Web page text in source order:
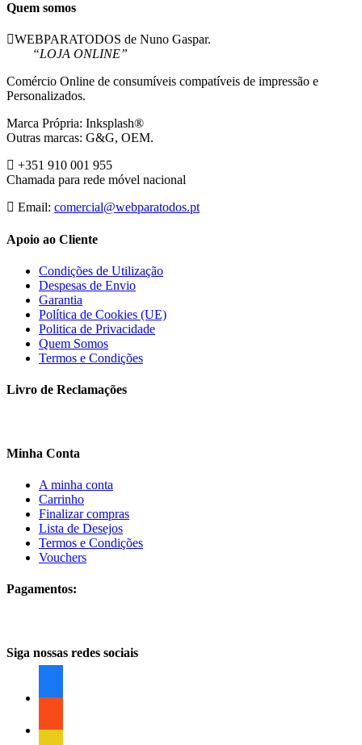
Quem somos
WEBPARATODOS de Nuno Gaspar.
“LOJA ONLINE”
Comércio Online de consumíveis compatíveis de impressão e
Personalizados.
Marca Própria: Inksplash®
Outras marcas: G&G, OEM.
+351 910 001 955
Chamada para rede móvel nacional
Email: comercial@webparatodos.pt
Apoio ao Cliente
Condições de Utilização
Despesas de Envio
Garantia
Política de Cookies (UE)
Politica de Privacidade
Quem Somos
Termos e Condições
Livro de Reclamações
Minha Conta
A minha conta
Carrinho
Finalizar compras
Lista de Desejos
Termos e Condições
Vouchers
Pagamentos:
Siga nossas redes sociais